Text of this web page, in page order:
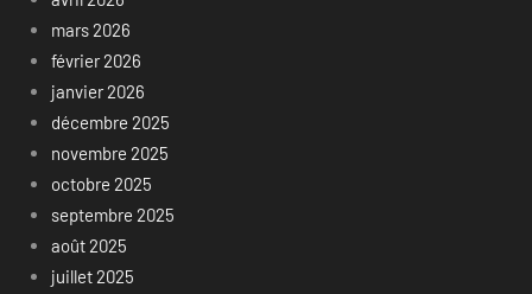
mars 2026
février 2026
janvier 2026
décembre 2025
novembre 2025
octobre 2025
septembre 2025
août 2025
juillet 2025